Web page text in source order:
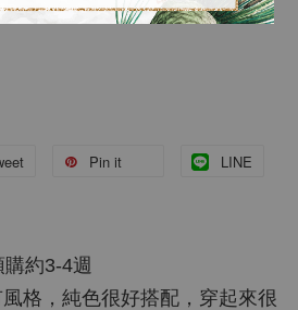
Pin it LINE
約3-4週
格，純色很好搭配，穿起來很